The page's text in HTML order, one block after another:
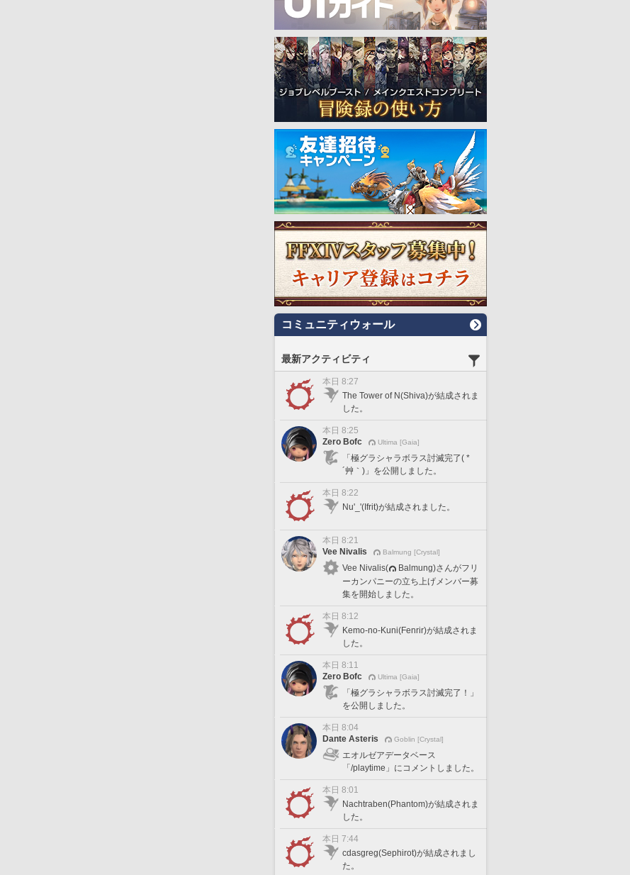
コミュニティウォール
最新アクティビティ
本日 8:27
The Tower of N(Shiva)が結成されま
した。
本日 8:25
Zero Bofc
Ultima [Gaia]
「極グラシャラボラス討滅完了( *
´艸｀)」を公開しました。
本日 8:22
Nu'_'(Ifrit)が結成されました。
本日 8:21
Vee Nivalis
Balmung [Crystal]
Vee Nivalis(
Balmung)さんがフリ
ーカンパニーの立ち上げメンバー募
集を開始しました。
本日 8:12
Kemo-no-Kuni(Fenrir)が結成されま
した。
本日 8:11
Zero Bofc
Ultima [Gaia]
「極グラシャラボラス討滅完了！」
を公開しました。
本日 8:04
Dante Asteris
Goblin [Crystal]
エオルゼアデータベース
「/playtime」にコメントしました。
本日 8:01
Nachtraben(Phantom)が結成されま
した。
本日 7:44
cdasgreg(Sephirot)が結成されまし
た。